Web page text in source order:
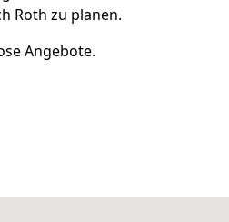
Roth zu planen.
Angebote.